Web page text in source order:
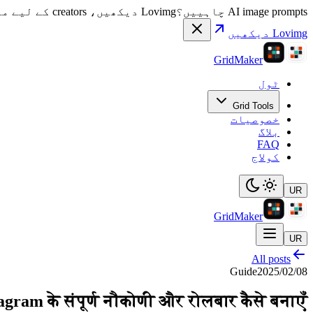
AI image prompts چاہییں؟
Lovimg دیکھیں، creators کے لیے منتخب image prompts اور visual references کی gallery۔
Lovimg دیکھیں
GridMaker
ٹول
Grid Tools
خصوصیات
بلاگ
FAQ
کولاج
UR
GridMaker
UR
All posts
Guide2025/02/08
के संपूर्ण नौकोणी और रोलबार कैसे बनाएँ